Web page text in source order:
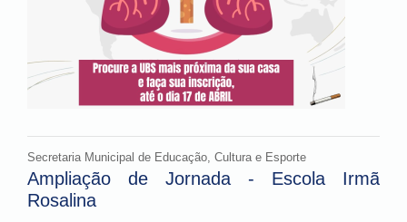
Secretaria Municipal de Educação, Cultura e Esporte
Ampliação de Jornada - Escola Irmã
Rosalina